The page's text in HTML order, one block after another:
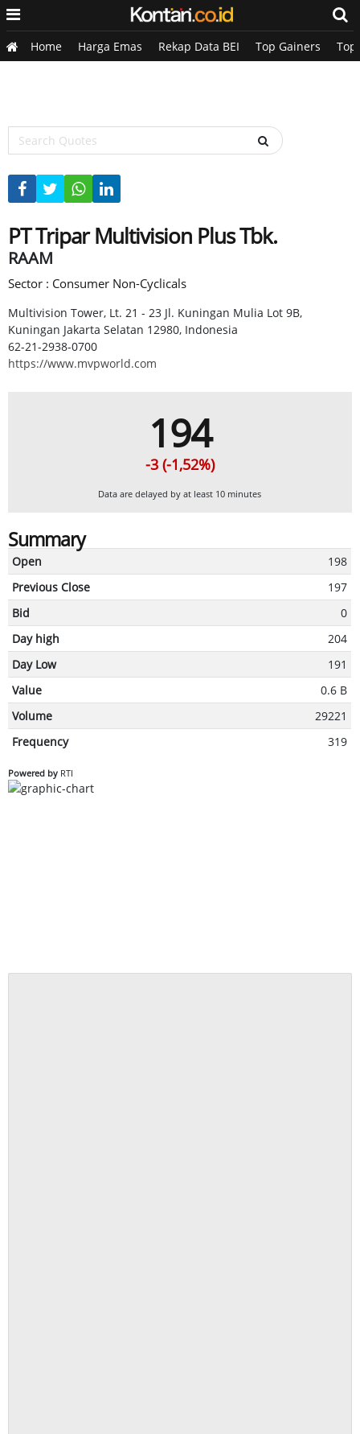
Home Harga Emas Rekap Data BEI Top Gainers Top
PT Tripar Multivision Plus Tbk.
RAAM
Sector : Consumer Non-Cyclicals
Multivision Tower, Lt. 21 - 23 Jl. Kuningan Mulia Lot 9B,
Kuningan Jakarta Selatan 12980, Indonesia
62-21-2938-0700
https://www.mvpworld.com
194
-3 (-1,52%)
Data are delayed by at least 10 minutes
Summary
Open
198
Previous Close
197
Bid
0
Day high
204
Day Low
191
Value
0.6 B
Volume
29221
Frequency
319
Powered by RTI